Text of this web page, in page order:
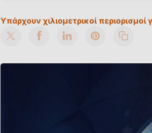
Υπάρχουν χιλιομετρικοί